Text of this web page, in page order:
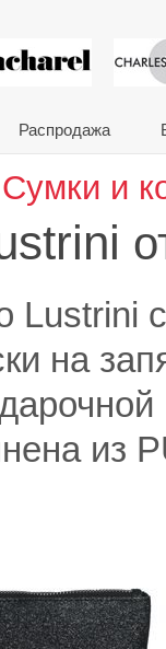
Распродажа
Сумки и
Lustrini
на
из